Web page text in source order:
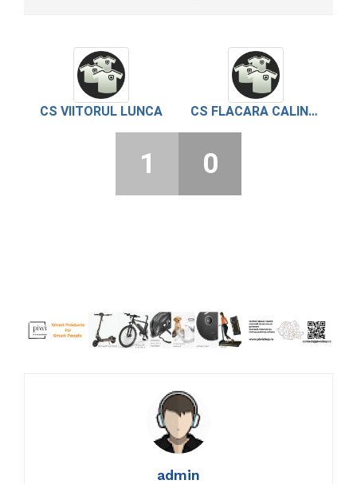
CS VIITORUL LUNCA CS FLACARA CALINESTI
1 0
admin